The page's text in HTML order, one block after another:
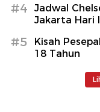
#4
Jadwal
Jakarta Hari
#5
Kisah
18 Tahun